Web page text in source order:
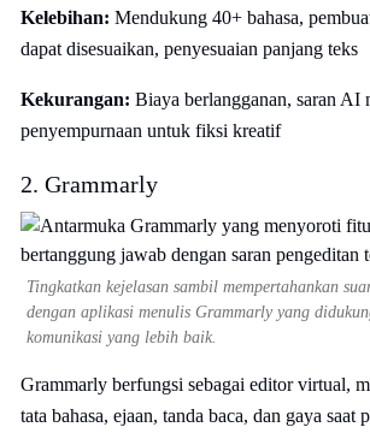
Kelebihan: Mendukung 40+ bahasa,
dapat disesuaikan, penyesuaian panjang teks
Kekurangan: Biaya berlangganan, saran AI
penyempurnaan untuk fiksi kreatif
2. Grammarly
Tingkatkan kejelasan sambil mempertahankan
dengan aplikasi menulis Grammarly yang
komunikasi yang lebih baik.
Grammarly berfungsi sebagai editor virtual,
tata bahasa, ejaan, tanda baca, dan gaya saat